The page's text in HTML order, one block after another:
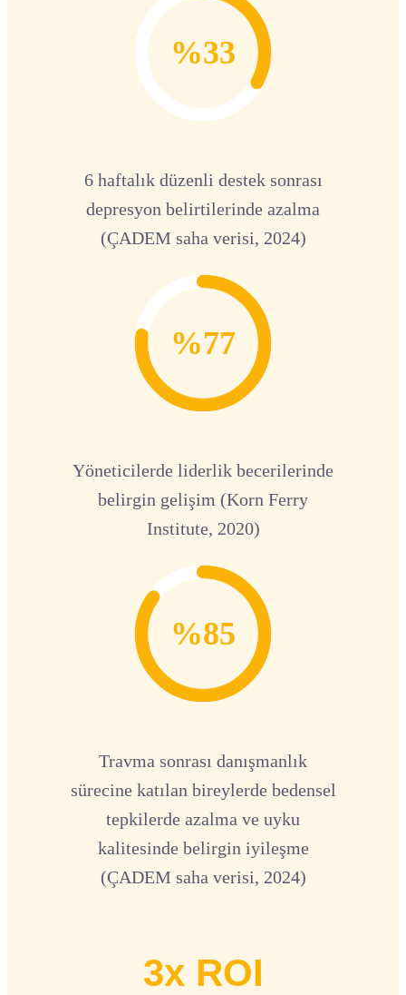
%33
6 haftalık düzenli destek sonrası
depresyon belirtilerinde azalma
(ÇADEM saha verisi, 2024)
%77
Yöneticilerde liderlik becerilerinde
belirgin gelişim (Korn Ferry
Institute, 2020)
%85
Travma sonrası danışmanlık
sürecine katılan bireylerde bedensel
tepkilerde azalma ve uyku
kalitesinde belirgin iyileşme
(ÇADEM saha verisi, 2024)
3x ROI